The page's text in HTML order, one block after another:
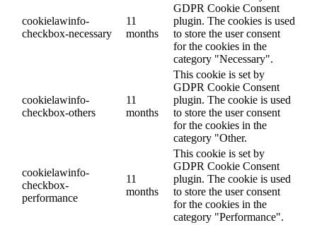
cookielawinfo-
checkbox-necessary
11
months
GDPR Cookie Consent
plugin. The cookies is used
to store the user consent
for the cookies in the
category "Necessary".
cookielawinfo-
checkbox-others
11
months
This cookie is set by
GDPR Cookie Consent
plugin. The cookie is used
to store the user consent
for the cookies in the
category "Other.
cookielawinfo-
checkbox-
performance
11
months
This cookie is set by
GDPR Cookie Consent
plugin. The cookie is used
to store the user consent
for the cookies in the
category "Performance".